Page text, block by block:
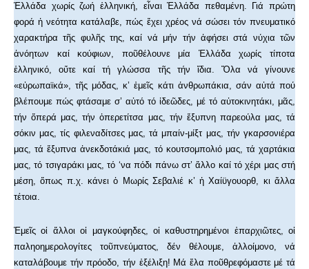
Ἑλλάδα χωρίς ζωή ἑλληνική, εἶναι Ἑλλάδα πεθαμένη. Γιά πρώτη
φορά ἡ νεότητα κατάλαβε, πώς ἔχει χρέος νά σώσει τόν πνευματικό
χαρακτήρα τῆς φυλῆς της, καί νά μήν τήν ἀφήσει στά νύχια τῶν
ἀνόητων καί κούφιων, ποῦθέλουνε μία Ἑλλάδα χωρίς τίποτα
ἑλληνικό, οὔτε καί τή γλώσσα τῆς τήν ἴδια. Ὅλα νά γίνουνε
«εὐρωπαϊκά», τῆς μόδας, κ’ ἐμεῖς κάτι ἀνθρωπάκια, σάν αὐτά πού
βλέπουμε πώς φτάσαμε σ’ αὐτό τό ἰδεῶδες, μέ τό αὐτοκινητάκι, μᾶς,
τήν ὄπερά μας, τήν ὀπερετίτσα μας, τήν ἔξυπνη παρεούλα μας, τά
σόκιν μας, τίς φιλεναδίτσες μας, τά μπαίν-μίξτ μας, τήν γκαρσονιέρα
μας, τά ἔξυπνα ἀνεκδοτάκιά μας, τό κουτσομπολιό μας, τά χαρτάκια
μας, τό τσιγαράκι μας, τό ‘να πόδι πάνω στ’ ἄλλο καί τό χέρι μας στή
μέση, ὅπως π.χ. κάνει ὁ Μωρίς Σεβαλιέ κ’ ἡ Χαίϋγουορθ, κι ἄλλα
τέτοια.
Ἐμεῖς οἱ ἄλλοι οἱ μαγκούφηδες, οἱ καθυστηρημένοι ἐπαρχιῶτες, οἱ
παληοημερολογίτες τοῦπνεύματος, δέν θέλουμε, ἀλλοίμονο, νά
καταλάβουμε τήν πρόοδο, τήν ἐξέλιξη! Μά ἔλα ποῦθρεφόμαστε μέ τά